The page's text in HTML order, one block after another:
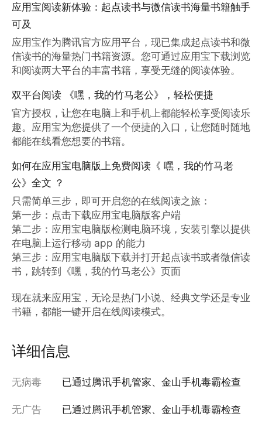
应用宝阅读新体验：起点读书与微信读书海量书籍触手
可及
应用宝作为腾讯官方应用平台，现已集成起点读书和微
信读书的海量热门书籍资源。您可通过应用宝下载浏览
和阅读两大平台的丰富书籍，享受无缝的阅读体验。
双平台阅读 《嘿，我的竹马老公》，轻松便捷
官方授权，让您在电脑上和手机上都能轻松享受阅读乐
趣。应用宝为您提供了一个便捷的入口，让您随时随地
都能在线看您想要的书籍。
如何在应用宝电脑版上免费阅读《 嘿，我的竹马老
公》全文 ？
只需简单三步，即可开启您的在线阅读之旅：
第一步：点击下载应用宝电脑版客户端
第二步：应用宝电脑版检测电脑环境，安装引擎以提供
在电脑上运行移动 app 的能力
第三步：应用宝电脑版下载并打开起点读书或者微信读
书，跳转到《嘿，我的竹马老公》页面
现在就来应用宝，无论是热门小说、经典文学还是专业
书籍，都能一键开启在线阅读模式。
详细信息
无病毒 已通过腾讯手机管家、金山手机毒霸检查
无广告 已通过腾讯手机管家、金山手机毒霸检查